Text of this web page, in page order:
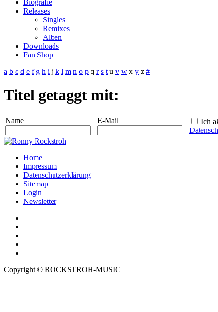
Biografie
Releases
Singles
Remixes
Alben
Downloads
Fan Shop
a b c d e f g h i j k l m n o p q r s t u v w x y z #
Titel getaggt mit:
Name E-Mail
Ich
Home
Impressum
Datenschutzerklärung
Sitemap
Login
Newsletter
Copyright © ROCKSTROH-MUSIC